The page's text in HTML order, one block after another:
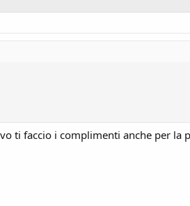
ti faccio i complimenti anche per la